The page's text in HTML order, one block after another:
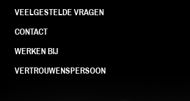
VEELGESTELDE VRAGEN
CONTACT
WERKEN BIJ
VERTROUWENSPERSOON